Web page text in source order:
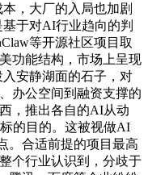
，大厂的入局也加剧
于对AI行业趋向的判
等开源社区项目取
功能结构，市场上呈现
入安静湖面的石子，对
办公空间到融资支撑的
，推出各自的AI从动
的目的。这被视做AI
。合适前提的项目最高
个行业认识到，分歧于